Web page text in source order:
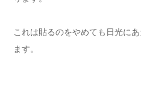
これは貼るのをやめても日光に
ます。